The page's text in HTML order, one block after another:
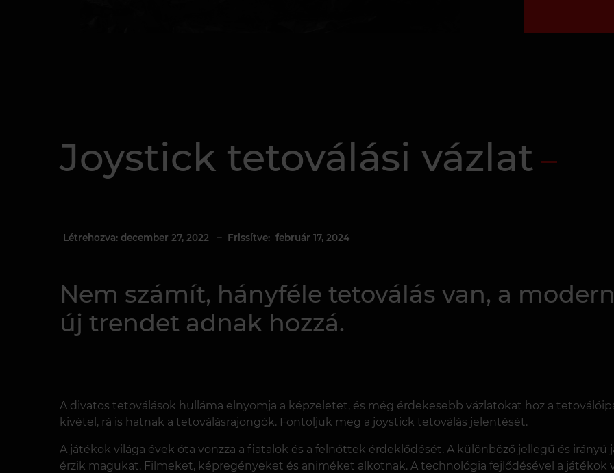
Joystick tetoválási vázlat
Létrehozva: december 27, 2022 – Frissítve: február 17, 2024
Nem számít, hányféle tetoválás van, a
új trendet adnak hozzá.
A divatos tetoválások hulláma elnyomja a képzeletet, és még érdekesebb vázlatokat hoz a
kivétel, rá is hatnak a tetoválásrajongók. Fontoljuk meg a joystick tetoválás jelentését.
A játékok világa évek óta vonzza a fiatalok és a felnőttek érdeklődését. A különböző jellegű és
érzik magukat. Filmeket, képregényeket és animéket alkotnak. A technológia fejlődésével a